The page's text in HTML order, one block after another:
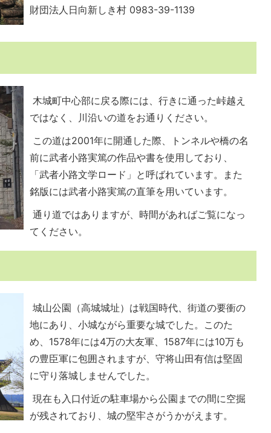
財団法人日向新しき村 0983-39-1139
木城町中心部に戻る際には、行きに通った峠越え
ではなく、川沿いの道をお通りください。
この道は2001年に開通した際、トンネルや橋の名
前に武者小路実篤の作品や書を使用しており、
「武者小路文学ロード」と呼ばれています。また
銘版には武者小路実篤の直筆を用いています。
通り道ではありますが、時間があればご覧になっ
てください。
城山公園（高城城址）は戦国時代、街道の要衝の
地にあり、小城ながら重要な城でした。このた
め、1578年には4万の大友軍、1587年には10万も
の豊臣軍に包囲されますが、守将山田有信は堅固
に守り落城しませんでした。
現在も入口付近の駐車場から公園までの間に空掘
が残されており、城の堅牢さがうかがえます。